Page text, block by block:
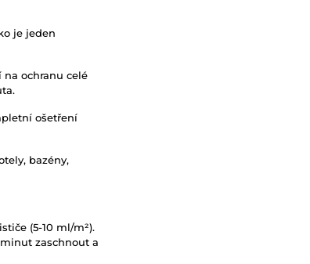
je jeden
na ochranu celé
ošetření
bazény,
(5-10 ml/m²).
zaschnout a